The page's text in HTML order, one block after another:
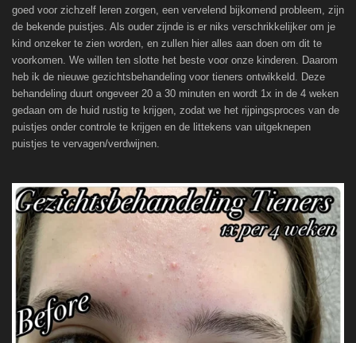
goed voor zichzelf leren zorgen, een vervelend bijkomend probleem, zijn
de bekende puistjes. Als ouder zijnde is er niks verschrikkelijker om je
kind onzeker te zien worden, en zullen hier alles aan doen om dit te
voorkomen. We willen ten slotte het beste voor onze kinderen. Daarom
heb ik de nieuwe gezichtsbehandeling voor tieners ontwikkeld. Deze
behandeling duurt ongeveer 20 a 30 minuten en wordt 1x in de 4 weken
gedaan om de huid rustig te krijgen, zodat we het rijpingsproces van de
puistjes onder controle te krijgen en de littekens van uitgeknepen
puistjes te vervagen/verdwijnen.